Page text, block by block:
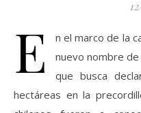
E
n el marco de la
nuevo nombre
que busca
hectáreas en la